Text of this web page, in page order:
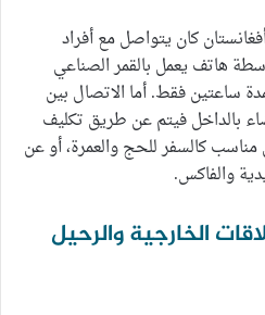
كان يتواصل مع أفراد
هاتف يعمل بالقمر الصناعي
ساعتين فقط. أما الاتصال بين
بالداخل فيتم عن طريق تكليف
مناسب كالسفر للحج والعمرة، أو عن
والفاكس.
الخارجية والرحيل